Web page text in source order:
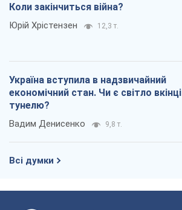
Коли закінчиться війна?
Юрій Хрістензен 12,3 т.
Україна вступила в надзвичайний
економічний стан. Чи є світло вкінці
тунелю?
Вадим Денисенко 9,8 т.
Всі думки